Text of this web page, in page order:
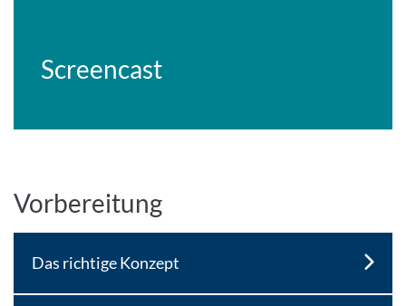
Screencast
Vorbereitung
Das richtige Konzept